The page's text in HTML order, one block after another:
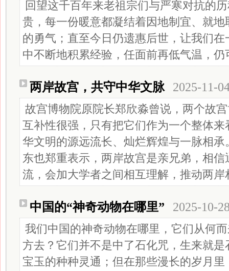
回望这千百年来老祖宗们与严寒对抗的
贵，每一份暖意都凝结着因地制宜、就
的勇气；直至今日仍遗惠后世，让我们
中不断地积累经验，任面前再低气温，
两岸故宫，共守中华文脉 2025-11-
故宫博物院原院长郑欣淼曾说，两个故
互补性很强，只有把它们作为一个整体
华文明的源远流长、灿烂辉煌与一脉相
东也郑重表示，两岸故宫是亲兄弟，相
流，会加大学者之间相互理解，推动两岸
中国的“神奇动物在哪里” 2025-10-
我们中国的神奇动物在哪里，它们从何
方去？它们并不是中了石化咒，生来就
宝玉的种种灵通；但在那些漫长的岁月